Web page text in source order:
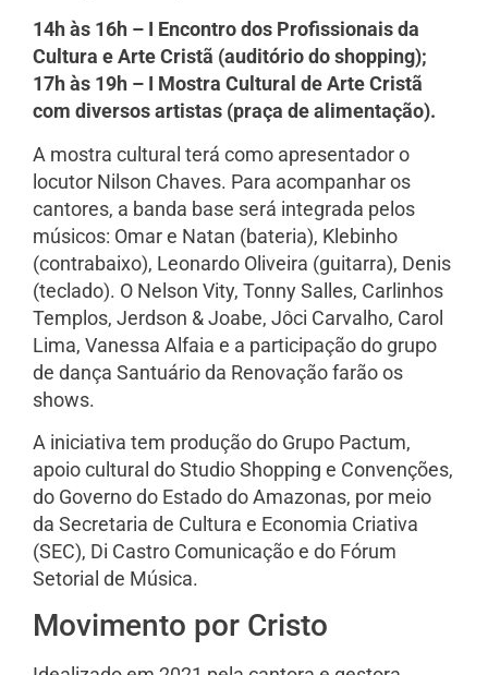
14h às 16h – I Encontro dos Profissionais da
Cultura e Arte Cristã (auditório do shopping);
17h às 19h – I Mostra Cultural de Arte Cristã
com diversos artistas (praça de alimentação).
A mostra cultural terá como apresentador o
locutor Nilson Chaves. Para acompanhar os
cantores, a banda base será integrada pelos
músicos: Omar e Natan (bateria), Klebinho
(contrabaixo), Leonardo Oliveira (guitarra), Denis
(teclado). O Nelson Vity, Tonny Salles, Carlinhos
Templos, Jerdson & Joabe, Jôci Carvalho, Carol
Lima, Vanessa Alfaia e a participação do grupo
de dança Santuário da Renovação farão os
shows.
A iniciativa tem produção do Grupo Pactum,
apoio cultural do Studio Shopping e Convenções,
do Governo do Estado do Amazonas, por meio
da Secretaria de Cultura e Economia Criativa
(SEC), Di Castro Comunicação e do Fórum
Setorial de Música.
Movimento por Cristo